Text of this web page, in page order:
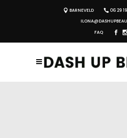
BARNEVELD
06 29
FAQ